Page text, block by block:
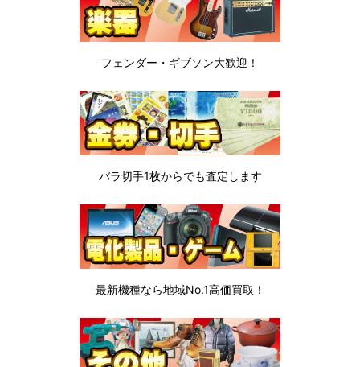
フェンダー・ギブソン大歓迎！
バラ切手1枚からでも査定します
最新機種なら地域No.1高価買取！